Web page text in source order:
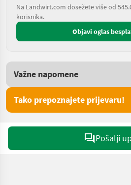
Na Landwirt.com dosežete više od
korisnika.
Objavi oglas
Važne napomene
Tako prepoznajete prijevaru!
Pošalji